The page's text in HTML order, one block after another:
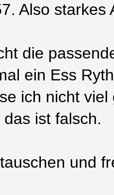
Also starkes
die
ein Ess
ich nicht
ist falsch.
und